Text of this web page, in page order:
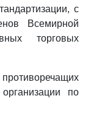
с
Всемирной
торговых
по